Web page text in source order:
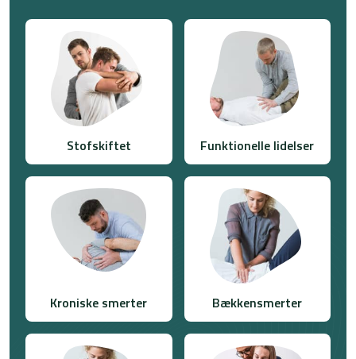
Stofskiftet Funktionelle lidelser
Kroniske smerter​ Bækkensmerter